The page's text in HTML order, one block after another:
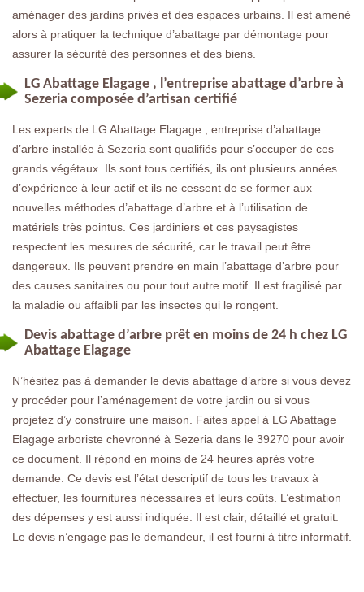
aménager des jardins privés et des espaces urbains. Il est amené
alors à pratiquer la technique d’abattage par démontage pour
assurer la sécurité des personnes et des biens.
LG Abattage Elagage , l’entreprise abattage d’arbre à
Sezeria composée d’artisan certifié
Les experts de LG Abattage Elagage , entreprise d’abattage
d’arbre installée à Sezeria sont qualifiés pour s’occuper de ces
grands végétaux. Ils sont tous certifiés, ils ont plusieurs années
d’expérience à leur actif et ils ne cessent de se former aux
nouvelles méthodes d’abattage d’arbre et à l’utilisation de
matériels très pointus. Ces jardiniers et ces paysagistes
respectent les mesures de sécurité, car le travail peut être
dangereux. Ils peuvent prendre en main l’abattage d’arbre pour
des causes sanitaires ou pour tout autre motif. Il est fragilisé par
la maladie ou affaibli par les insectes qui le rongent.
Devis abattage d’arbre prêt en moins de 24 h chez LG
Abattage Elagage
N’hésitez pas à demander le devis abattage d’arbre si vous devez
y procéder pour l’aménagement de votre jardin ou si vous
projetez d’y construire une maison. Faites appel à LG Abattage
Elagage arboriste chevronné à Sezeria dans le 39270 pour avoir
ce document. Il répond en moins de 24 heures après votre
demande. Ce devis est l’état descriptif de tous les travaux à
effectuer, les fournitures nécessaires et leurs coûts. L’estimation
des dépenses y est aussi indiquée. Il est clair, détaillé et gratuit.
Le devis n’engage pas le demandeur, il est fourni à titre informatif.